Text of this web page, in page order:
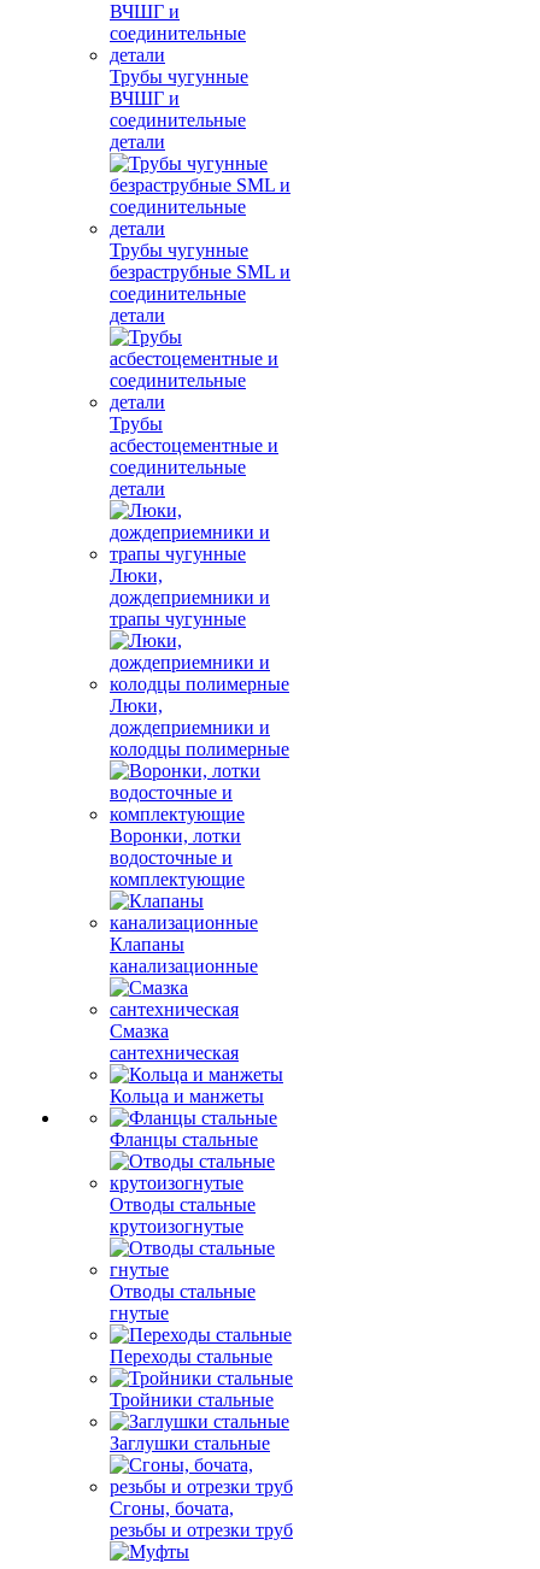
Трубы чугунные
ВЧШГ и
соединительные
детали
Трубы чугунные
безраструбные SML и
соединительные
детали
Трубы
асбестоцементные и
соединительные
детали
Люки,
дождеприемники и
трапы чугунные
Люки,
дождеприемники и
колодцы полимерные
Воронки, лотки
водосточные и
комплектующие
Клапаны
канализационные
Смазка
сантехническая
Кольца и манжеты
Фланцы стальные
Отводы стальные
крутоизогнутые
Отводы стальные
гнутые
Переходы стальные
Тройники стальные
Заглушки стальные
Сгоны, бочата,
резьбы и отрезки труб